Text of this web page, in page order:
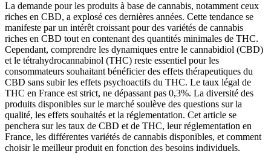
La demande pour les produits à base de cannabis, notamment ceux
riches en CBD, a explosé ces dernières années. Cette tendance se
manifeste par un intérêt croissant pour des variétés de cannabis
riches en CBD tout en contenant des quantités minimales de THC.
Cependant, comprendre les dynamiques entre le cannabidiol (CBD)
et le tétrahydrocannabinol (THC) reste essentiel pour les
consommateurs souhaitant bénéficier des effets thérapeutiques du
CBD sans subir les effets psychoactifs du THC. Le taux légal de
THC en France est strict, ne dépassant pas 0,3%. La diversité des
produits disponibles sur le marché soulève des questions sur la
qualité, les effets souhaités et la réglementation. Cet article se
penchera sur les taux de CBD et de THC, leur réglementation en
France, les différentes variétés de cannabis disponibles, et comment
choisir le meilleur produit en fonction des besoins individuels.